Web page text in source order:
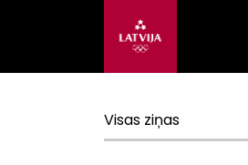
Visas ziņas